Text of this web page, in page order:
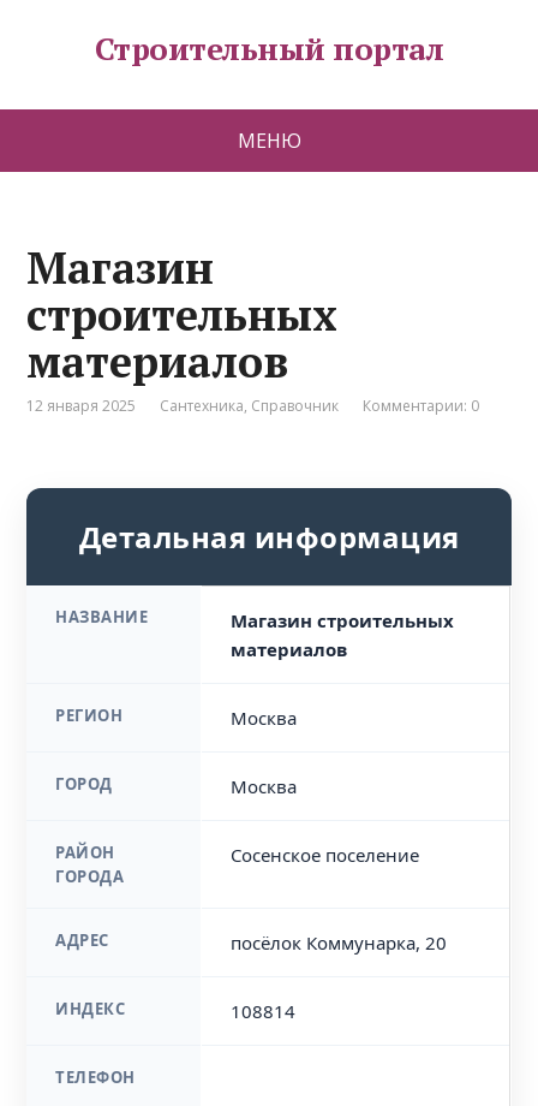
Строительный портал
МЕНЮ
Магазин
строительных
материалов
12 января 2025 Сантехника, Справочник Комментарии: 0
Детальная информация
НАЗВАНИЕ
Магазин строительных
материалов
РЕГИОН Москва
ГОРОД Москва
РАЙОН
ГОРОДА
Сосенское поселение
АДРЕС посёлок Коммунарка, 20
ИНДЕКС 108814
ТЕЛЕФОН